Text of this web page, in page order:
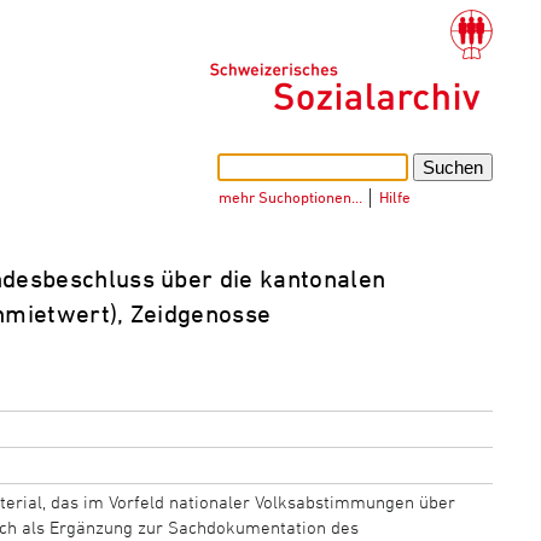
mehr Suchoptionen… Hilfe
über die kantonalen
Zeidgenosse
das im Vorfeld nationaler Volksabstimmungen über
als Ergänzung zur Sachdokumentation des